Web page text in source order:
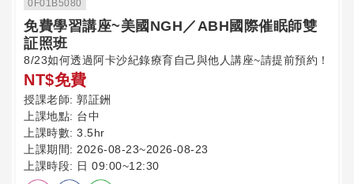
0F01B5080
免費學習講座~美國NGH／ABH國際催眠師雙
証照班
8/23如何透過阿卡沙紀錄療育自己與他人講座~請提前預約！
NT$免費
授課老師: 郭証銂
上課地點: 台中
上課時數: 3.5hr
上課期間: 2026-08-23~2026-08-23
上課時段: 日 09:00~12:30